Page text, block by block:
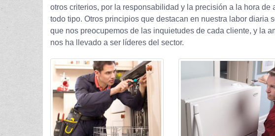
otros criterios, por la responsabilidad y la precisión a la hora de
todo tipo. Otros principios que destacan en nuestra labor diaria
que nos preocupemos de las inquietudes de cada cliente, y la
nos ha llevado a ser líderes del sector.